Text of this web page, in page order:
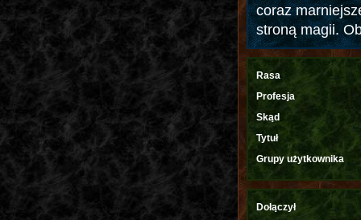
coraz
stroną magii.
Rasa
Profesja
Skąd
Tytuł
Grupy użytkownika
Dołączył